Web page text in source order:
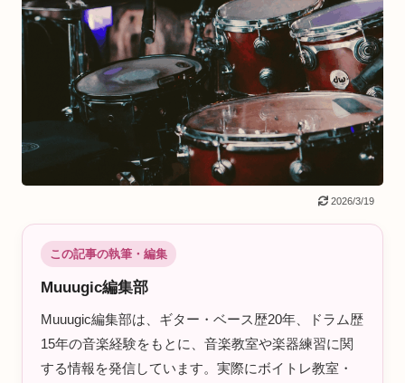
2026/3/19
この記事の執筆・編集
Muuugic編集部
Muuugic編集部は、ギター・ベース歴20年、ドラム歴
15年の音楽経験をもとに、音楽教室や楽器練習に関
する情報を発信しています。実際にボイトレ教室・